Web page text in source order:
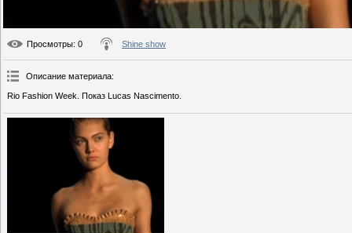
Просмотры: 0 Shine show
Описание материала:
Rio Fashion Week. Показ Lucas Nascimento.